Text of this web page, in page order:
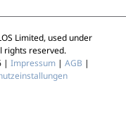
Limited, used under
rights reserved.
| Impressum | AGB |